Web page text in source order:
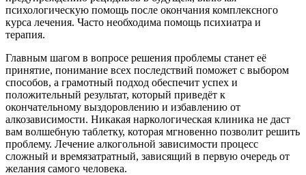
психологическую помощь после окончания комплексного
курса лечения. Часто необходима помощь психиатра и
терапия.
Главным шагом в вопросе решения проблемы станет её
принятие, понимание всех последствий поможет с выбором
способов, а грамотный подход обеспечит успех и
положительный результат, который приведёт к
окончательному выздоровлению и избавлению от
алкозависимости. Никакая наркологическая клиника не даст
вам волшебную таблетку, которая мгновенно позволит решить
проблему. Лечение алкогольной зависимости процесс
сложный и времязатратный, зависящий в первую очередь от
желания самого человека.